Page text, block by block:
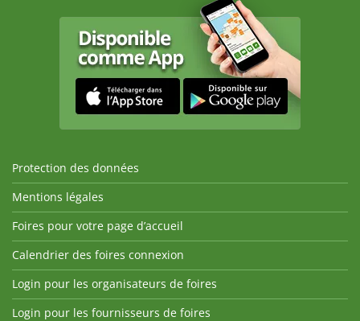
Protection des données
Mentions légales
Foires pour votre page d’accueil
Calendrier des foires connexion
Login pour les organisateurs de foires
Login pour les fournisseurs de foires